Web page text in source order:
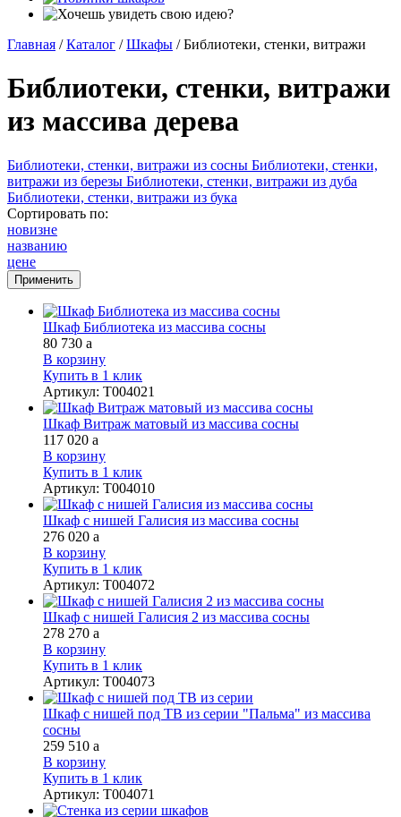
Главная / Каталог / Шкафы / Библиотеки, стенки, витражи
Библиотеки, стенки, витражи
из массива дерева
Библиотеки, стенки, витражи из сосны Библиотеки, стенки,
витражи из березы Библиотеки, стенки, витражи из дуба
Библиотеки, стенки, витражи из бука
Сортировать по:
новизне
названию
цене
Шкаф Библиотека из массива сосны
80 730 a
В корзину
Купить в 1 клик
Артикул: Т004021
Шкаф Витраж матовый из массива сосны
117 020 a
В корзину
Купить в 1 клик
Артикул: Т004010
Шкаф с нишей Галисия из массива сосны
276 020 a
В корзину
Купить в 1 клик
Артикул: Т004072
Шкаф с нишей Галисия 2 из массива сосны
278 270 a
В корзину
Купить в 1 клик
Артикул: Т004073
Шкаф с нишей под ТВ из серии "Пальма" из массива
сосны
259 510 a
В корзину
Купить в 1 клик
Артикул: Т004071